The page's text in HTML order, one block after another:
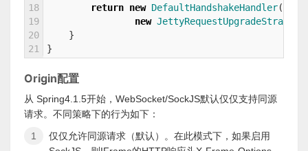
18
19
20
21
return new DefaultHandshakeHandler(
new JettyRequestUpgradeStrategy
}
}
Origin配置
从 Spring4.1.5开始，WebSocket/SockJS默认仅仅支持同源
请求。不同策略下的行为如下：
仅仅允许同源请求（默认）。在此模式下，如果启用